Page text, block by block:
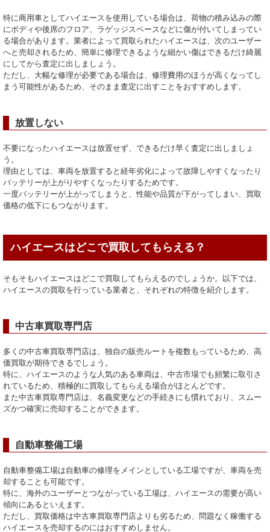
特に商用車としてハイエースを使用している場合は、荷物の積み込みの際
にボディや後席のフロア、ラゲッジスペースなどに傷が付いてしまってい
る場合があります。業者によって買取られたハイエースは、次のユーザー
へと売却されるため、簡単に修理できるような細かい傷はできるだけ綺麗
にしてから査定に出しましょう。
ただし、大幅な修理が必要である場合は、修理費用のほうが高くなってし
まう可能性があるため、そのまま査定に出すことをおすすめします。
放置しない
不要になったハイエースは放置せず、できるだけ早く査定に出しましょ
う。
理由としては、車両を放置すると経年劣化によって故障しやすくなったり
バッテリーが上がりやすくなったりするためです。
一度バッテリーが上がってしまうと、性能や品質が下がってしまい、買取
価格の低下にもつながります。
ハイエースはどこで買取してもらえる？
そもそもハイエースはどこで買取してもらえるのでしょうか。以下では、
ハイエースの買取を行っている業者と、それぞれの特徴を紹介します。
中古車買取専門店
多くの中古車買取専門店は、独自の販売ルートを複数もっているため、高
価買取が期待できるでしょう。
特に、ハイエースのような人気のある車両は、中古市場でも頻繁に取引さ
れているため、積極的に買取してもらえる場合がほとんどです。
また中古車買取専門店は、名義変更などの手続きにも慣れており、スムー
ズかつ確実に売却することができます。
自動車整備工場
自動車整備工場は自動車の修理をメインとしている工場ですが、車両を売
却することも可能です。
特に、海外のユーザーとつながっている工場は、ハイエースの需要が高い
傾向にあるといえます。
ただし、買取価格は中古車買取専門店よりも劣るため、問題なく稼働する
ハイエースを売却するのにはおすすめしません。